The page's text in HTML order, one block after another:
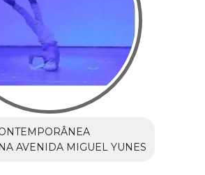
AVENIDA MIGUEL YUNES